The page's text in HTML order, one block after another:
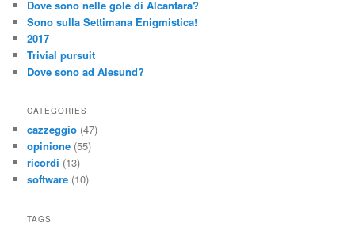
Dove sono nelle gole di Alcantara?
Sono sulla Settimana Enigmistica!
2017
Trivial pursuit
Dove sono ad Alesund?
CATEGORIES
cazzeggio (47)
opinione (55)
ricordi (13)
software (10)
TAGS